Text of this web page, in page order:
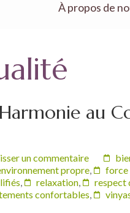
À propos de
au
un commentaire
propre, force
, relaxation, respect
confortables,